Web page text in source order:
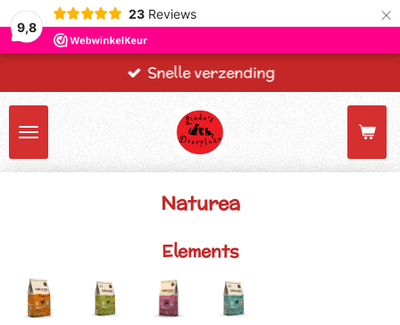
9,8
23 Reviews ×
Snelle verzending
Naturea
Elements